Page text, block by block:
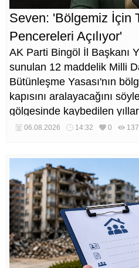
Seven: 'Bölgemiz İçin
Pencereleri Açılıyor'
AK Parti Bingöl İl Başkanı
sunulan 12 maddelik Milli
Bütünleşme Yasası'nın
kapısını aralayacağını
gölgesinde kaybedilen
üretim, yatırım ve
06.08.2026 14:32 0 137